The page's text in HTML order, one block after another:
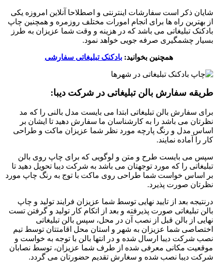
شایان ذکر است سفارشات اینترنتی و اصطلاحا آنلاین امروزه یکی
از بهترین راه ها برای انجام امورات مختلف روزمره و همچنین چاپ
بادکنک تبلیغاتی می باشد که در هزینه و وقت شما عزیزان به طرز
بسیار چشمگیری صرفه جویی خواهد نمود.
همچنین بخوانید:بادکنک تبلیغاتی سفارشی
طریقه سفارش بالن تبلیغاتی در شرکت دیبا:
برای سفارش بالن تبلیغاتی ابتدا می بایست مدل بالنی را که مد
نظرتان می باشد را به کارشناسان ما سفارش دهید تا ایشان بر
اساس مدل و رنگ پارچه مورد نظر شما عزیزان ماکت و طراحی
کار را آماده نمایند.
سپس می بایست طرح و متن و لوگویی که برای چاپ روی بالن
تبلیغاتی را که مورد توجهتان می باشد به شرکت دیبا تحویل دهید تا
بر اساس خواست شما طراحی روی ماکت با توج به رنگ چاپ مورد
نظرتان صورت پذیرد.
درنتیجه بعد از تایید نهایی توسط شما عزیزان فرایند تولید و‌ چاپ
بالن تبلیغاتی صورت پذیرفته و بعد از اتکام کار تولید و گرفتن تست
نهایی از بالن قبل از نصب آن در محل، سپس بالن تبلیغاتی
اختصاصی شما عزیزان به شهر و استان محل اقامتتان توسط تیم
نصب شرکت دیبا ارسال شده و در انتها بالن با توجه به خواست و
موقعیت مکانی معرفی شده از طرف شما عزیزان، توسط نصابان
شرکت دیبا نصب شده و سغارش تقدیم حضورتان می گردد.